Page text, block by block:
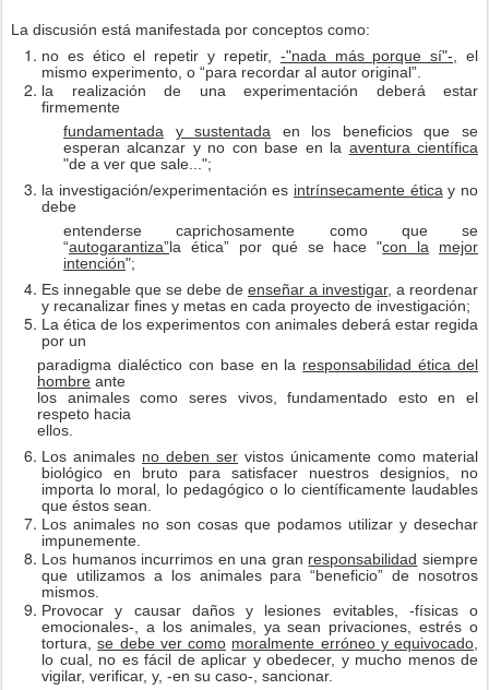
La discusión está manifestada por conceptos como:
no es ético el repetir y repetir, -"nada más porque sí"-,
el
mismo experimento, o “para recordar al autor original”.
la realización de una experimentación deberá estar
firmemente
fundamentada
y sustentada en los beneficios que se
esperan alcanzar y no con base en la aventura científica
"de a ver que sale...";
la investigación/experimentación es intrínsecamente ética y no
debe
entenderse caprichosamente como que se
“autogarantiza”la ética” por qué se hace "con la
mejor
intención";
Es innegable que se debe de enseñar a investigar, a reordenar
y recanalizar fines y metas en cada proyecto de investigación;
La ética de los experimentos con animales deberá estar regida
por un
paradigma dialéctico con base en la responsabilidad ética del
hombre ante
los animales como seres vivos, fundamentado esto en el
respeto hacia
ellos.
Los animales no deben ser vistos únicamente como material
biológico en bruto para satisfacer nuestros designios, no
importa lo moral, lo pedagógico o lo científicamente laudables
que éstos sean.
Los animales no son cosas que podamos utilizar y desechar
impunemente.
Los humanos incurrimos en una gran responsabilidad siempre
que utilizamos a los animales para “beneficio” de nosotros
mismos.
Provocar y causar daños y lesiones evitables, -físicas o
emocionales-, a los animales, ya sean privaciones, estrés o
tortura,se debe ver como moralmente erróneo y equivocado
lo cual, no es fácil de aplicar y obedecer, y mucho menos de
vigilar, verificar, y, -en su caso-, sancionar.